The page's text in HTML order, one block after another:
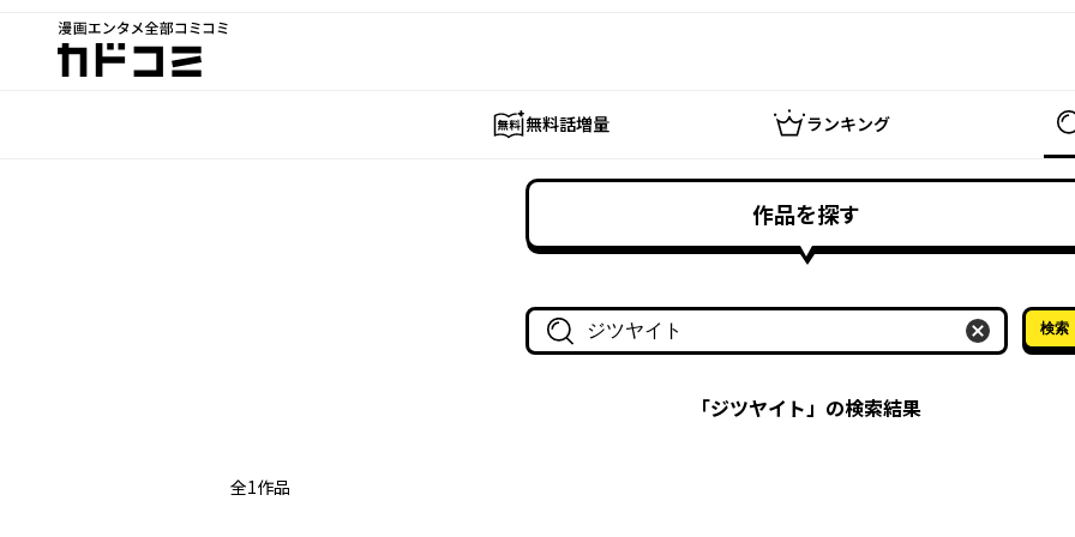
漫画エンタメ全部コミコミ
カドコミ
無料話増量 ランキング
作品を探す
作品名・作家名で探す
検索
「ジツヤイト」の検索結果
全1作品